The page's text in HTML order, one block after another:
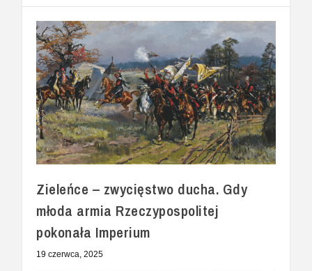
Zieleńce – zwycięstwo ducha. Gdy
młoda armia Rzeczypospolitej
pokonała Imperium
19 czerwca, 2025